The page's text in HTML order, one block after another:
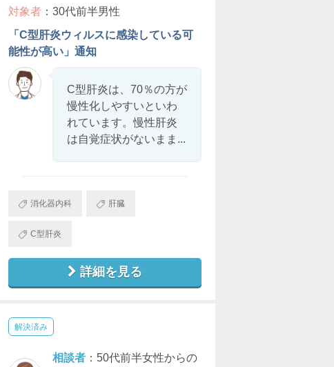
対象者：30代前半男性
「C型肝炎ウィルスに感染している可
能性が高い」通知
C型肝炎は、70％の方が
慢性化しやすいといわ
れています。慢性肝炎
は自覚症状がないまま...
消化器内科 肝臓
C型肝炎
詳細を見る
解決済み
相談者：50代前半女性からの